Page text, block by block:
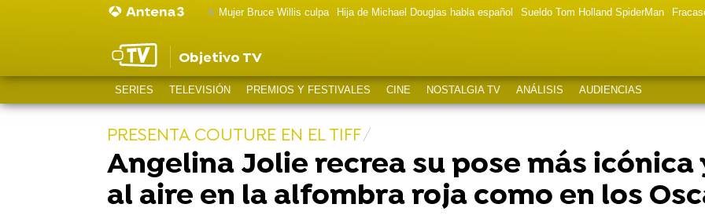
Mujer Bruce Willis culpa Hija de Michael Douglas habla español Sueldo Tom Holland SpiderMan
Objetivo TV
SERIES TELEVISIÓN PREMIOS Y FESTIVALES CINE NOSTALGIA TV ANÁLISIS AUDIENCIAS
PRESENTA COUTURE EN EL TIFF
Angelina Jolie recrea su pose más icónica
al aire en la alfombra roja como en los